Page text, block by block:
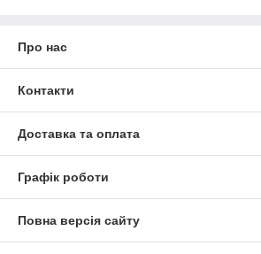
Про нас
Контакти
Доставка та оплата
Графік роботи
Повна версія сайту